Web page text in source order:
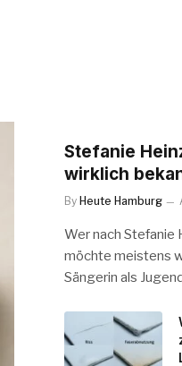
Stefanie
wirklich
By Heute Hamburg
Wer nach Stefanie
möchte meistens
Sängerin als